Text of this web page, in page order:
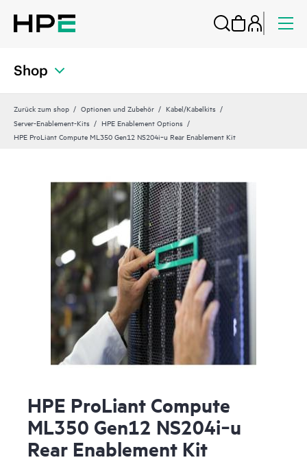
Shop
Zurück zum shop Optionen und Zubehör
Kabel/Kabelkits
Server-Enablement-Kits
HPE Enablement Options
HPE ProLiant Compute ML350 Gen12 NS204i‑u Rear Enablement Kit
HPE ProLiant Compute
ML350 Gen12 NS204i‑u
Rear Enablement Kit